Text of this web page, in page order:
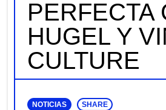
PERFECTA
HUGEL Y
CULTURE
NOTICIAS SHARE